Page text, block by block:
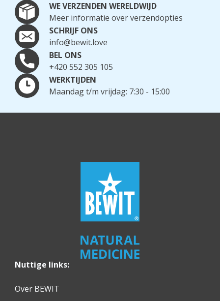
WE VERZENDEN WERELDWIJD
Meer informatie over verzendopties
SCHRIJF ONS
info@bewit.love
BEL ONS
+420 552 305 105
WERKTIJDEN
Maandag t/m vrijdag: 7:30 - 15:00
Nuttige links:
Over BEWIT